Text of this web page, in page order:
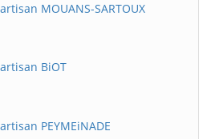
MOUANS-SARTOUX
BiOT
PEYMEiNADE